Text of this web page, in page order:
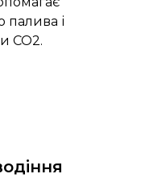
палива і
CO2.